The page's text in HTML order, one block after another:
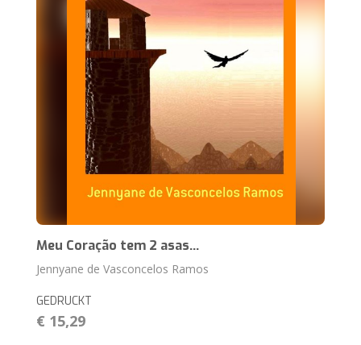
Meu Coração tem 2 asas...
Jennyane de Vasconcelos Ramos
GEDRUCKT
€ 15,29